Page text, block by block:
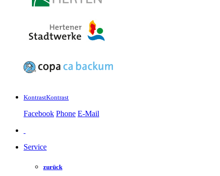
KontrastKontrast
Facebook Phone E-Mail
Service
zurück